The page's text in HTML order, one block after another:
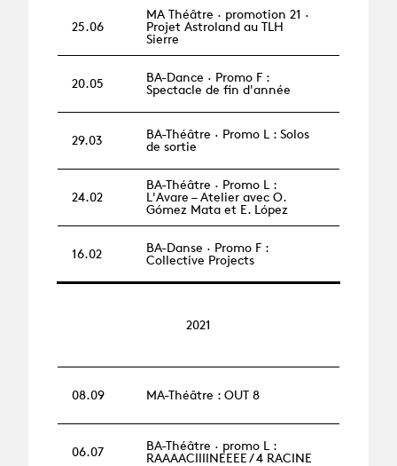
25.06
MA Théâtre · promotion 21 ·
Projet Astroland au TLH
Sierre
20.05
BA-Dance · Promo F :
Spectacle de fin d'année
29.03
BA-Théâtre · Promo L : Solos
de sortie
24.02
BA-Théâtre · Promo L :
L'Avare – Atelier avec O.
Gómez Mata et E. López
16.02
BA-Danse · Promo F :
Collective Projects
2021
08.09 MA-Théâtre : OUT 8
06.07
BA-Théâtre · promo L :
RAAAACIIIINEEEE / 4 RACINE